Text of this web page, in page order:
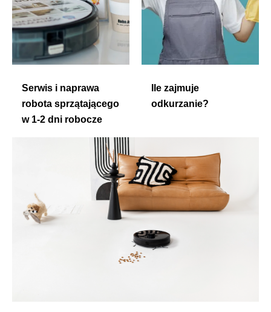
Serwis i naprawa
robota sprzątającego
w 1-2 dni robocze
Ile zajmuje
odkurzanie?